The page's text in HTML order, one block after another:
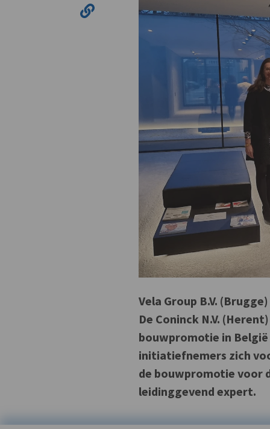
Vela Group B.V.
De Coninck N.V.
bouwpromotie in
initiatiefnemers zich
de bouwpromotie voor
leidinggevend expert.